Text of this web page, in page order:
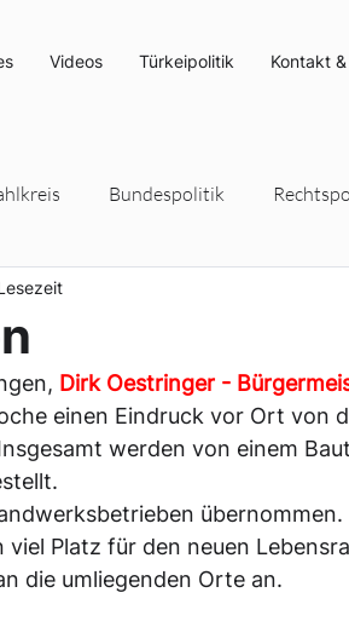
Videos Türkeipolitik Kontakt
Bundespolitik
und Klimaschutz
Dirk Oestringer -
einen Eindruck vor Ort von
werden von einem
übernommen.
Platz für den neuen
die umliegenden Orte an.